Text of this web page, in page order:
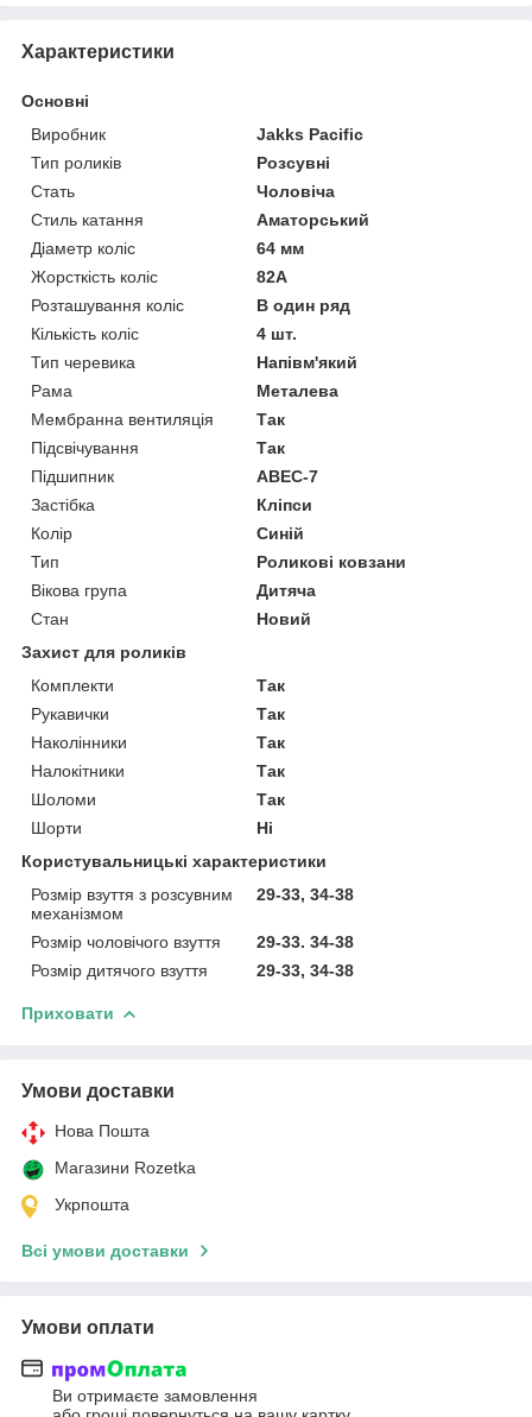
Характеристики
Основні
Виробник
Jakks Pacific
Тип роликів
Розсувні
Стать
Чоловіча
Стиль катання
Аматорський
Діаметр коліс
64 мм
Жорсткість коліс
82А
Розташування коліс
В один ряд
Кількість коліс
4 шт.
Тип черевика
Напівм'який
Рама
Металева
Мембранна вентиляція
Так
Підсвічування
Так
Підшипник
ABEC-7
Застібка
Кліпси
Колір
Синій
Тип
Роликові ковзани
Вікова група
Дитяча
Стан
Новий
Захист для роликів
Комплекти
Так
Рукавички
Так
Наколінники
Так
Налокітники
Так
Шоломи
Так
Шорти
Ні
Користувальницькі характеристики
Розмір взуття з розсувним
механізмом
29-33, 34-38
Розмір чоловічого взуття
29-33. 34-38
Розмір дитячого взуття
29-33, 34-38
Приховати
Умови доставки
Нова Пошта
Магазини Rozetka
Укрпошта
Всі умови доставки
Умови оплати
Ви отримаєте замовлення